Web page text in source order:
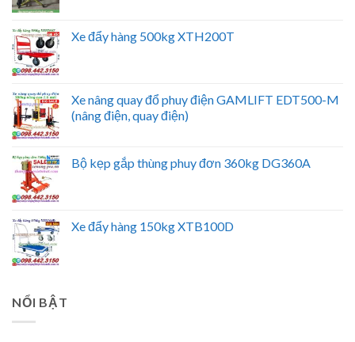
Xe đẩy hàng 500kg XTH200T
Xe nâng quay đổ phuy điện GAMLIFT EDT500-M
(nâng điện, quay điện)
Bộ kẹp gắp thùng phuy đơn 360kg DG360A
Xe đẩy hàng 150kg XTB100D
NỔI BẬT